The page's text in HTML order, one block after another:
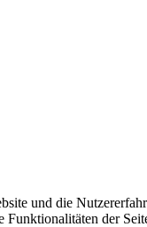
und die
der